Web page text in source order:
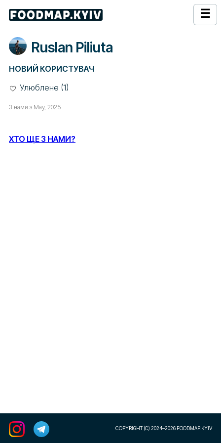
☰
Ruslan Piliuta
НОВИЙ КОРИСТУВАЧ
Улюблене (1)
З нами з May, 2025
ХТО ЩЕ З НАМИ?
COPYRIGHT (C) 2024–2026 FOODMAP.KYIV